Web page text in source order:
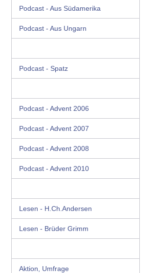
Podcast - Aus Südamerika
Podcast - Aus Ungarn
Podcast - Spatz
Podcast - Advent 2006
Podcast - Advent 2007
Podcast - Advent 2008
Podcast - Advent 2010
Lesen - H.Ch.Andersen
Lesen - Brüder Grimm
Aktion, Umfrage